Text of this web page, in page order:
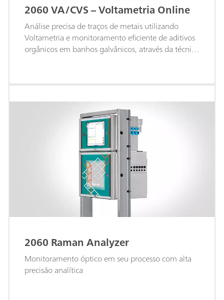
2060 VA/CVS – Voltametria Online
Análise precisa de traços de metais utilizando
Voltametria e monitoramento eficiente de aditivos
orgânicos em banhos galvânicos, através da técnica
2060 Raman Analyzer
Monitoramento óptico em seu processo com alta
precisão analítica